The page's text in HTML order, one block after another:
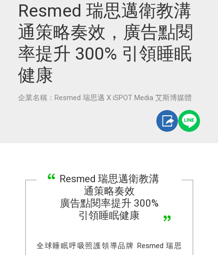
Resmed 瑞思邁衛教溝
通策略奏效，廣告點閱
率提升 300% 引領睡眠
健康
企業名稱：Resmed 瑞思邁 X iSPOT Media 艾斯博媒體
Resmed 瑞思邁衛教溝
通策略奏效
廣告點閱率提升 300%
引領睡眠健康
全球睡眠呼吸照護領導品牌 Resmed 瑞思